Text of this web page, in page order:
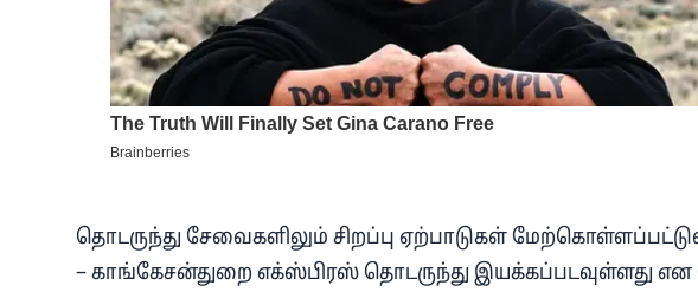
தொடருந்து சேவைகளிலும் சிறப்பு ஏற்பாடுகள்
– காங்கேசன்துறை எக்ஸ்பிரஸ் தொடருந்து இயக்கப்படவுள்ளது